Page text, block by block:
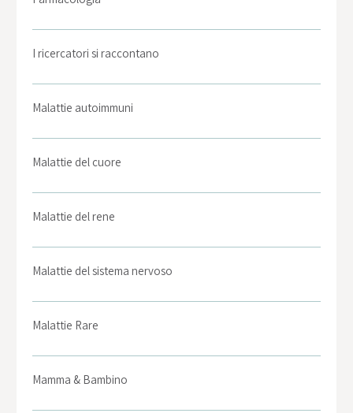
I ricercatori si raccontano
Malattie autoimmuni
Malattie del cuore
Malattie del rene
Malattie del sistema nervoso
Malattie Rare
Mamma & Bambino